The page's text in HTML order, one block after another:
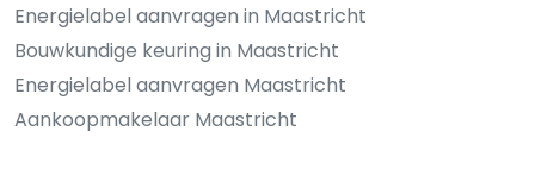
Energielabel aanvragen in Maastricht
Bouwkundige keuring in Maastricht
Energielabel aanvragen Maastricht
Aankoopmakelaar Maastricht